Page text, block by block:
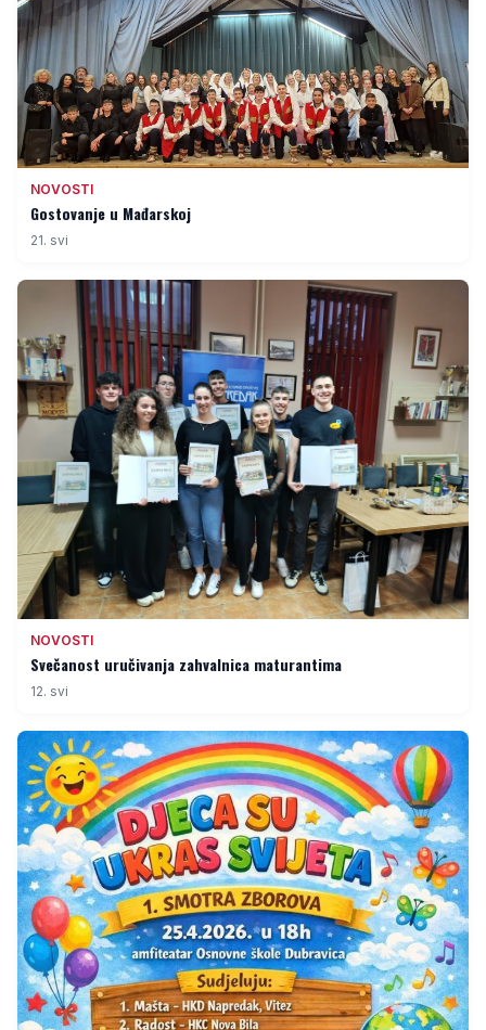
NOVOSTI
Gostovanje u Mađarskoj
21. svi
NOVOSTI
Svečanost uručivanja zahvalnica maturantima
12. svi